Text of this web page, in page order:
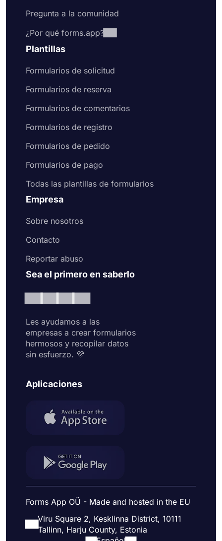
Pregunta a la comunidad
¿Por qué forms.app?
Plantillas
Formularios de solicitud
Formularios de reserva
Formularios de comentarios
Formularios de registro
Formularios de pedido
Formularios de pago
Todas las plantillas de formularios
Empresa
Sobre nosotros
Contacto
Reportar abuso
Sea el primero en saberlo
Les ayudamos a las
empresas a crear formularios
hermosos y recopilar datos
sin esfuerzo. 💜
Aplicaciones
Forms App OÜ - Made and hosted in the EU
Viru Square 2, Kesklinna District, 10111
Tallinn, Harju County, Estonia